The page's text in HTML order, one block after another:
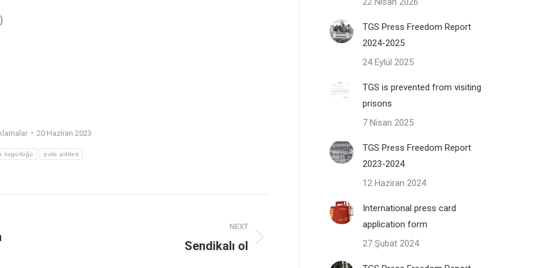
20 Haziran 2023
özgürlüğü polis şiddeti
NEXT
Sendikalı ol
TGS Press Freedom Report
2024-2025
24 Eylül 2025
TGS is prevented from visiting
prisons
7 Nisan 2025
TGS Press Freedom Report
2023-2024
12 Haziran 2024
International press card
application form
27 Şubat 2024